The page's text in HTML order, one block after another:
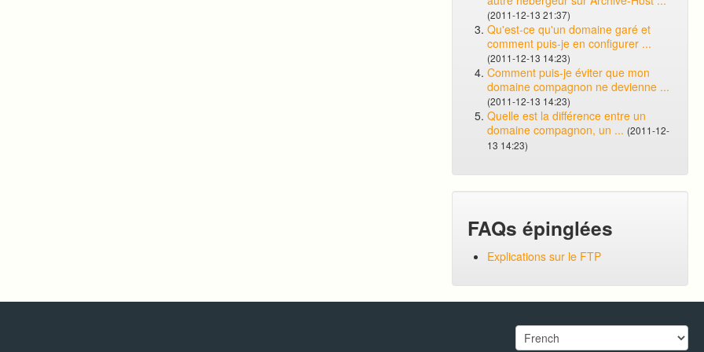
(2011-12-13 21:37)
Qu'est-ce qu'un domaine garé et
comment puis-je en configurer ...
(2011-12-13 14:23)
Comment puis-je éviter que mon
domaine compagnon ne devienne ...
(2011-12-13 14:23)
Quelle est la différence entre un
domaine compagnon, un ... (2011-12-
13 14:23)
FAQs épinglées
Explications sur le FTP